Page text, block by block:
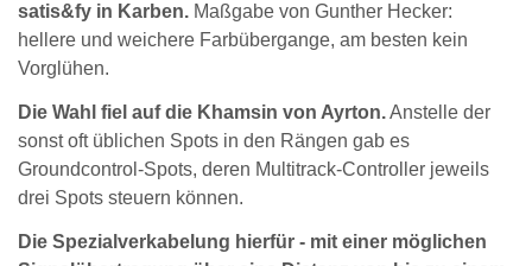
satis&fy in Karben. Maßgabe von Gunther Hecker:
hellere und weichere Farbübergange, am besten kein
Vorglühen.
Die Wahl fiel auf die Khamsin von Ayrton.Anstelle der
sonst oft üblichen Spots in den Rängen gab es
Groundcontrol-Spots, deren Multitrack-Controller jeweils
drei Spots steuern können.
Die Spezialverkabelung hierfür - mit einer möglichen